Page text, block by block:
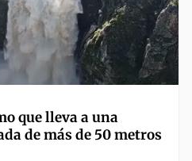
que lleva a una
de más de 50 metros